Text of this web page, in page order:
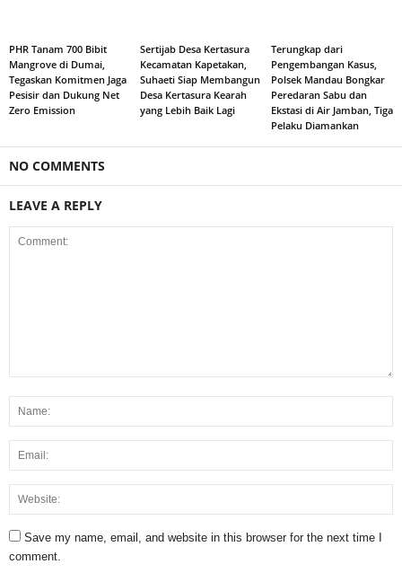
PHR Tanam 700 Bibit
Mangrove di Dumai,
Tegaskan Komitmen Jaga
Pesisir dan Dukung Net
Zero Emission
Sertijab Desa Kertasura
Kecamatan Kapetakan,
Suhaeti Siap Membangun
Desa Kertasura Kearah
yang Lebih Baik Lagi
Terungkap dari
Pengembangan Kasus,
Polsek Mandau Bongkar
Peredaran Sabu dan
Ekstasi di Air Jamban, Tiga
Pelaku Diamankan
NO COMMENTS
LEAVE A REPLY
Save my name, email, and website in this browser for the next time I
comment.